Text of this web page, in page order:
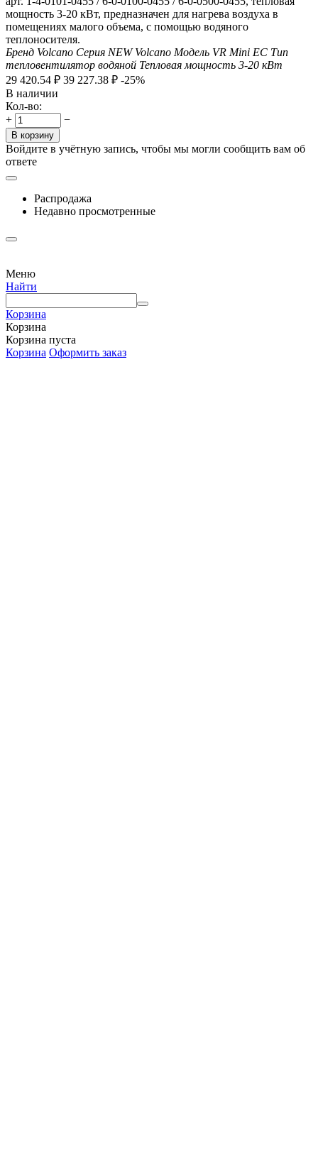
мощность 3-20 кВт, предназначен для нагрева воздуха в
помещениях малого объема, с помощью водяного
теплоносителя.
Бренд Volcano Серия NEW Volcano Модель VR Mini EC Тип
тепловентилятор водяной Тепловая мощность 3-20 кВт
29 420.54 ₽ 39 227.38 ₽ -25%
В наличии
Кол-во:
+
−
В корзину
Войдите в учётную запись, чтобы мы могли сообщить вам об
ответе
Распродажа
Недавно просмотренные
Меню
Найти
Корзина
Корзина
Корзина пуста
Корзина Оформить заказ